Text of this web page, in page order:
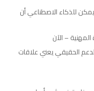
لا يمكن للذكاء الاصطناعي أن
– الآن
الحقيقي يعني علاقات